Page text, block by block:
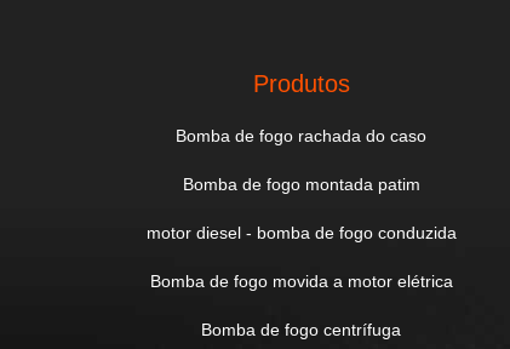
Produtos
Bomba de fogo rachada do caso
Bomba de fogo montada patim
motor diesel - bomba de fogo conduzida
Bomba de fogo movida a motor elétrica
Bomba de fogo centrífuga